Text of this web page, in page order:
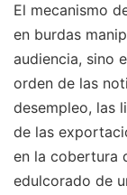
El mecanismo
en burdas
audiencia, sino
orden de las
desempleo, las
de las
en la cobertura
edulcorado de